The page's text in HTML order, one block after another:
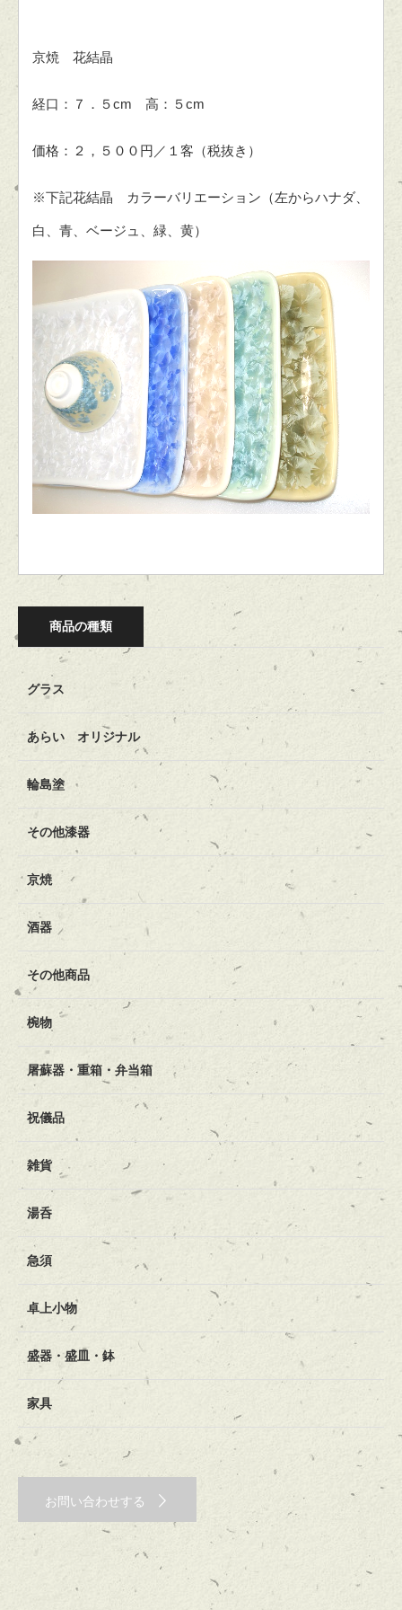
京焼 花結晶
経口：７．５cm 高：５cm
価格：２，５００円／１客（税抜き）
※下記花結晶 カラーバリエーション（左からハナダ、
白、青、ベージュ、緑、黄）
商品の種類
グラス
あらい オリジナル
輪島塗
その他漆器
京焼
酒器
その他商品
椀物
屠蘇器・重箱・弁当箱
祝儀品
雑貨
湯呑
急須
卓上小物
盛器・盛皿・鉢
家具
お問い合わせする